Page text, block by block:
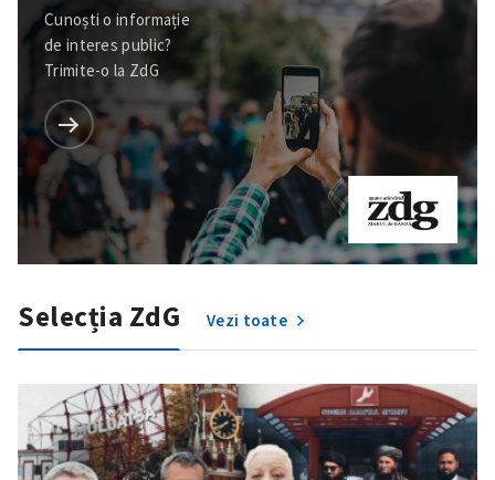
Cunoști o informație
de interes public?
Trimite-o la ZdG
Selecția ZdG Vezi toate